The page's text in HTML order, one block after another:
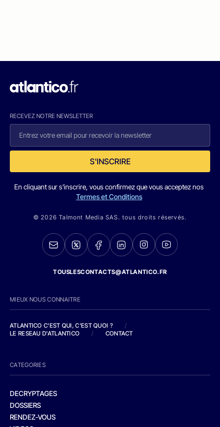
RECEVEZ NOTRE NEWSLETTER
S'INSCRIRE
En cliquant sur s'inscrire, vous confirmez que vous acceptez nos
Termes et Conditions
© 2026 Talmont Media SAS. tous droits réservés.
TOUSLESCONTACTS@ATLANTICO.FR
MIEUX NOUS CONNAITRE
ATLANTICO C'EST QUI, C'EST QUOI ?
/
LE RESEAU D'ATLANTICO
/ CONTACT
CATEGORIES
DECRYPTAGES
DOSSIERS
RENDEZ-VOUS